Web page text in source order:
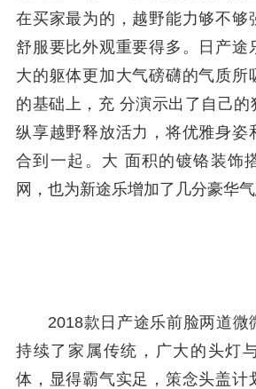
在买家最为的，越野能力够不够
舒服要比外观重要得多。日产途
大的躯体更加大气磅礴的气质所
的基础上，充 分演示出了自己
纵享越野释放活力，将优雅身姿
合到一起。大 面积的镀铬装饰
网，也为新途乐增加了几分豪华气
2018款日产途乐前脸两道微
持续了家属传统，广大的头灯
体，显得霸气实足，策念头盖计